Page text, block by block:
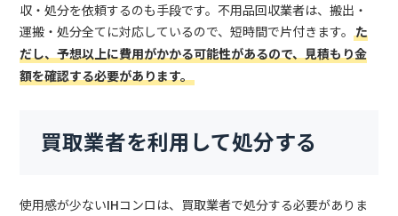
収・処分を依頼するのも手段です。不用品回収業者は、搬出・
運搬・処分全てに対応しているので、短時間で片付きます。た
だし、予想以上に費用がかかる可能性があるので、見積もり金
額を確認する必要があります。
買取業者を利用して処分する
使用感が少ないIHコンロは、買取業者で処分する必要がありま